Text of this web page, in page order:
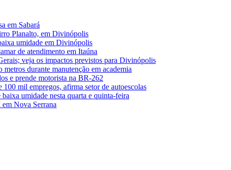
em Sabará
Planalto, em Divinópolis
umidade em Divinópolis
de atendimento em Itaúna
veja os impactos previstos para Divinópolis
durante manutenção em academia
e prende motorista na BR-262
mil empregos, afirma setor de autoescolas
umidade nesta quarta e quinta-feira
Nova Serrana